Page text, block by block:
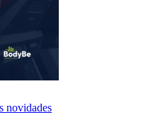
novidades